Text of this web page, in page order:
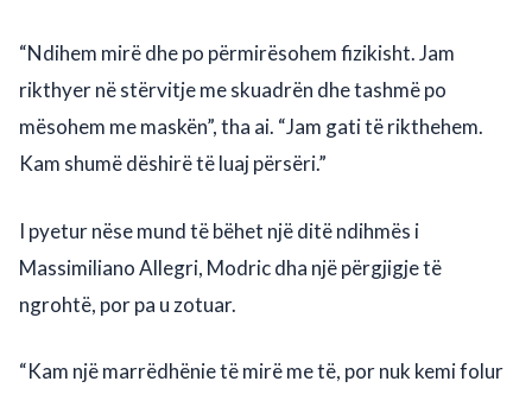
“Ndihem mirë dhe po përmirësohem fizikisht. Jam
rikthyer në stërvitje me skuadrën dhe tashmë po
mësohem me maskën”, tha ai. “Jam gati të rikthehem.
Kam shumë dëshirë të luaj përsëri.”
I pyetur nëse mund të bëhet një ditë ndihmës i
Massimiliano Allegri, Modric dha një përgjigje të
ngrohtë, por pa u zotuar.
“Kam një marrëdhënie të mirë me të, por nuk kemi folur